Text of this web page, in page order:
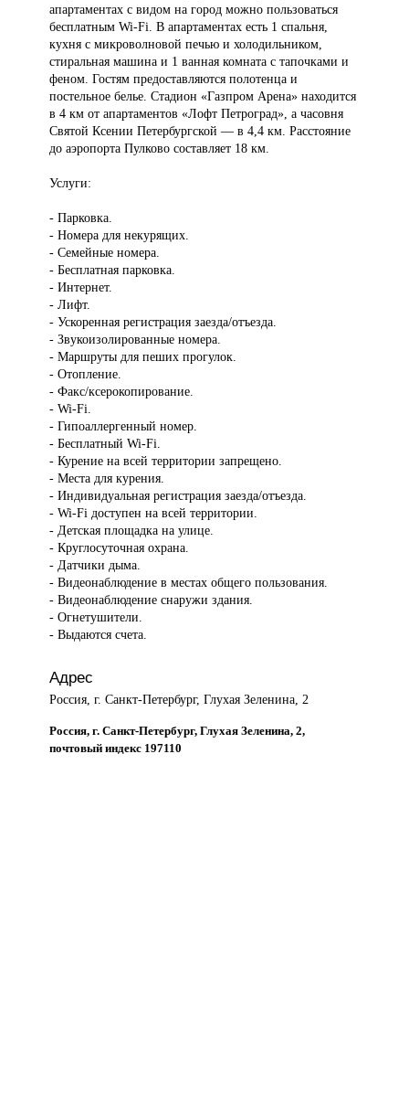
апартаментах с видом на город можно пользоваться
бесплатным Wi-Fi. В апартаментах есть 1 спальня,
кухня с микроволновой печью и холодильником,
стиральная машина и 1 ванная комната с тапочками и
феном. Гостям предоставляются полотенца и
постельное белье. Стадион «Газпром Арена» находится
в 4 км от апартаментов «Лофт Петроград», а часовня
Святой Ксении Петербургской — в 4,4 км. Расстояние
до аэропорта Пулково составляет 18 км.
Услуги:
- Парковка.
- Номера для некурящих.
- Семейные номера.
- Бесплатная парковка.
- Интернет.
- Лифт.
- Ускоренная регистрация заезда/отъезда.
- Звукоизолированные номера.
- Маршруты для пеших прогулок.
- Отопление.
- Факс/ксерокопирование.
- Wi-Fi.
- Гипоаллергенный номер.
- Бесплатный Wi-Fi.
- Курение на всей территории запрещено.
- Места для курения.
- Индивидуальная регистрация заезда/отъезда.
- Wi-Fi доступен на всей территории.
- Детская площадка на улице.
- Круглосуточная охрана.
- Датчики дыма.
- Видеонаблюдение в местах общего пользования.
- Видеонаблюдение снаружи здания.
- Огнетушители.
- Выдаются счета.
Адрес
Россия, г. Санкт-Петербург, Глухая Зеленина, 2
Россия, г. Санкт-Петербург, Глухая Зеленина, 2,
почтовый индекс 197110